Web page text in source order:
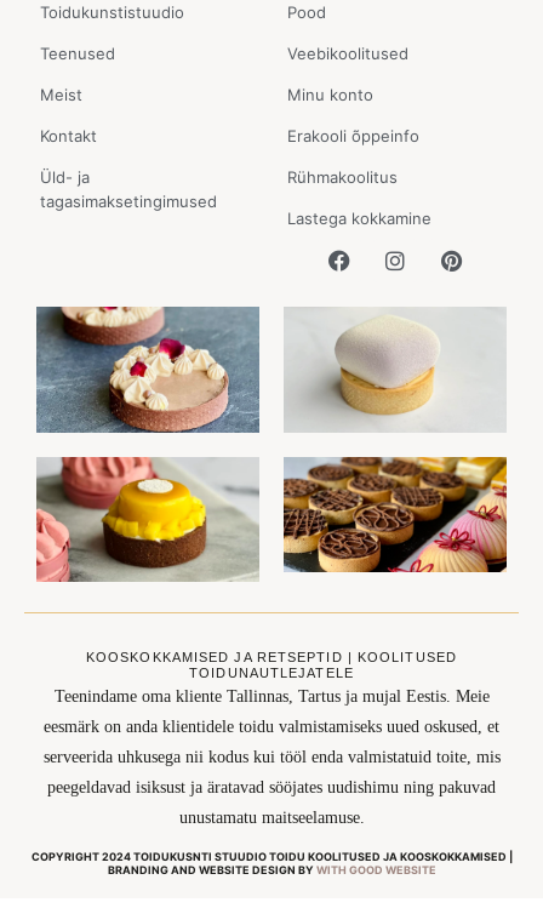
Toidukunstistuudio
Teenused
Meist
Kontakt
Üld- ja
tagasimaksetingimused
Pood
Veebikoolitused
Minu konto
Erakooli õppeinfo
Rühmakoolitus
Lastega kokkamine
KOOSKOKKAMISED JA RETSEPTID | KOOLITUSED
TOIDUNAUTLEJATELE
Teenindame oma kliente Tallinnas, Tartus ja mujal Eestis. Meie
eesmärk on anda klientidele toidu valmistamiseks uued oskused, et
serveerida uhkusega nii kodus kui tööl enda valmistatuid toite, mis
peegeldavad isiksust ja äratavad sööjates uudishimu ning pakuvad
unustamatu maitseelamuse.
COPYRIGHT 2024 TOIDUKUSNTI STUUDIO TOIDU KOOLITUSED JA KOOSKOKKAMISED |
BRANDING AND WEBSITE DESIGN BY WITH GOOD WEBSITE